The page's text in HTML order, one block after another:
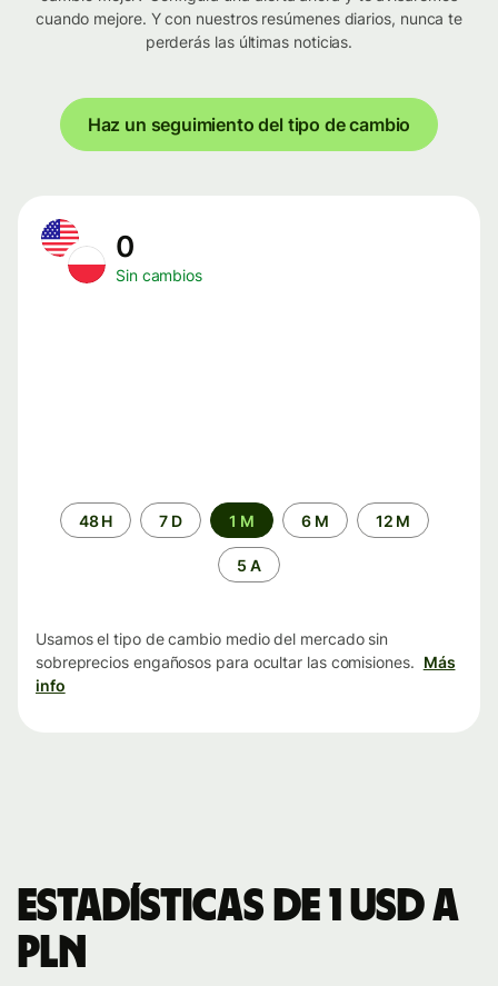
cuando mejore. Y con nuestros resúmenes diarios, nunca te
perderás las últimas noticias.
Haz un seguimiento del tipo de cambio
0
Sin cambios
Periodo48 H 7 D 1 M 6 M 12 M
5 A
Usamos el tipo de cambio medio del mercado sin
sobreprecios engañosos para ocultar las comisiones. Más
info
Estadísticas de 1 USD a
PLN